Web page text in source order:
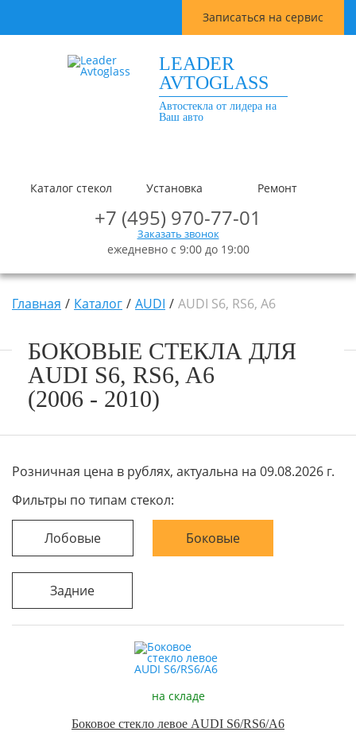
Записаться на сервис
LEADER
AVTOGLASS
Автостекла от лидера на
Ваш авто
Каталог стекол Установка Ремонт
+7 (495) 970-77-01
Заказать звонок
ежедневно с 9:00 до 19:00
Главная Каталог AUDI AUDI S6, RS6, A6
БОКОВЫЕ СТЕКЛА ДЛЯ
AUDI S6, RS6, A6
(2006 - 2010)
Розничная цена в рублях, актуальна на 09.08.2026 г.
Фильтры по типам стекол:
Лобовые Боковые
Задние
на складе
Боковое стекло левое AUDI S6/RS6/A6